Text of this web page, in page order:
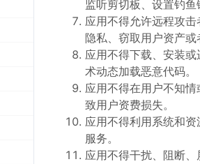
监听剪切板、设置钓鱼
应用不得允许远程攻
隐私、窃取用户资产或
应用不得下载、安装
术动态加载恶意代码。
应用不得在用户不知
致用户资费损失。
应用不得利用系统和
服务。
应用不得干扰、阻断